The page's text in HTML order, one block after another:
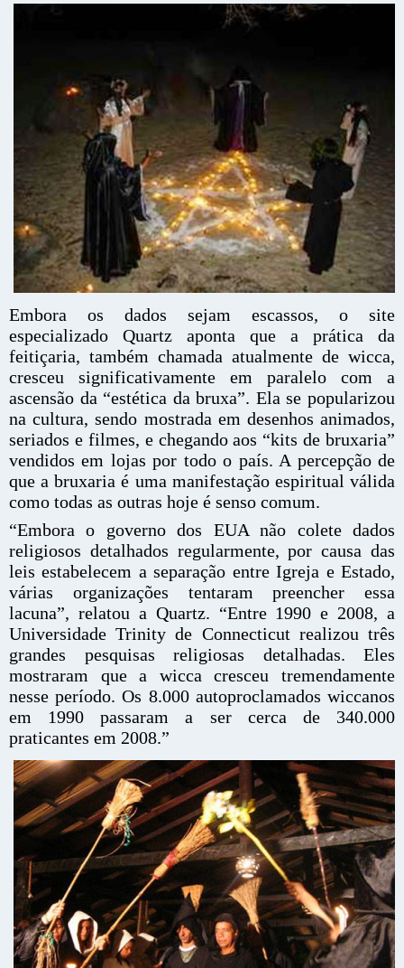
Embora os dados sejam escassos, o site
especializado Quartz aponta que a prática da
feitiçaria, também chamada atualmente de wicca,
cresceu significativamente em paralelo com a
ascensão da “estética da bruxa”. Ela se popularizou
na cultura, sendo mostrada em desenhos animados,
seriados e filmes, e chegando aos “kits de bruxaria”
vendidos em lojas por todo o país. A percepção de
que a bruxaria é uma manifestação espiritual válida
como todas as outras hoje é senso comum.
“Embora o governo dos EUA não colete dados
religiosos detalhados regularmente, por causa das
leis estabelecem a separação entre Igreja e Estado,
várias organizações tentaram preencher essa
lacuna”, relatou a Quartz. “Entre 1990 e 2008, a
Universidade Trinity de Connecticut realizou três
grandes pesquisas religiosas detalhadas. Eles
mostraram que a wicca cresceu tremendamente
nesse período. Os 8.000 autoproclamados wiccanos
em 1990 passaram a ser cerca de 340.000
praticantes em 2008.”